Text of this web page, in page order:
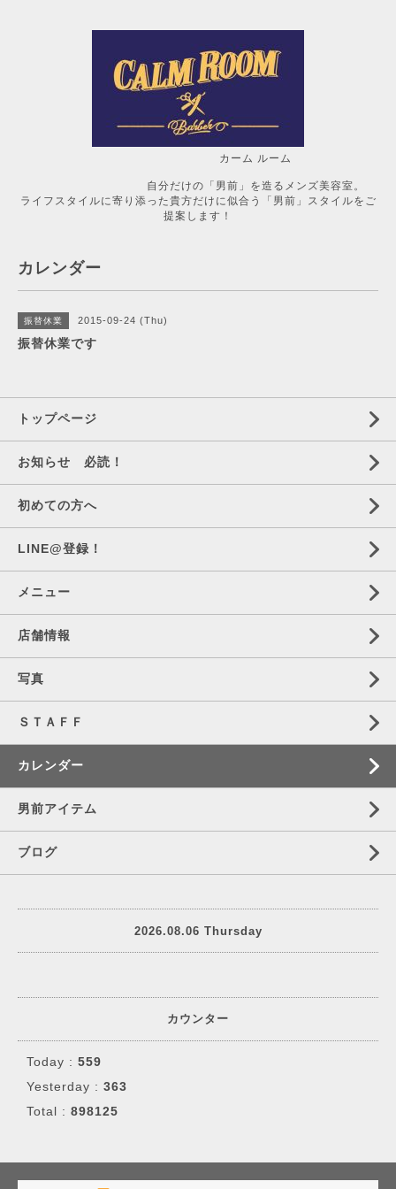
カーム ルーム
自分だけの「男前」を造るメンズ美容室。
ライフスタイルに寄り添った貴方だけに似合う「男前」スタイルをご
提案します！
カレンダー
振替休業 2015-09-24 (Thu)
振替休業です
トップページ
お知らせ 必読！
初めての方へ
LINE@登録！
メニュー
店舗情報
写真
ＳＴＡＦＦ
カレンダー
男前アイテム
ブログ
2026.08.06 Thursday
カウンター
Today : 559
Yesterday : 363
Total : 898125